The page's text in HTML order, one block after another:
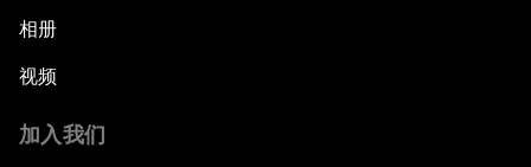
相册
视频
加入我们